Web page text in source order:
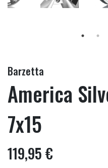
Barzetta
America
7x15
119,95 €